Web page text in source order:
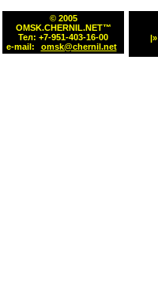
© 2005
OMSK.CHERNIL.NET™
Тел: +7-951-403-16-00
e-mail:
omsk@chernil.net
|»